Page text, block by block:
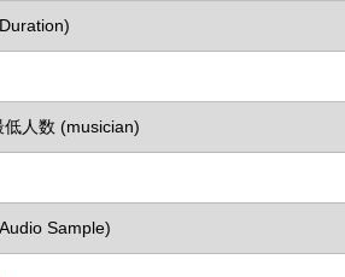
人数 (musician)
Sample)